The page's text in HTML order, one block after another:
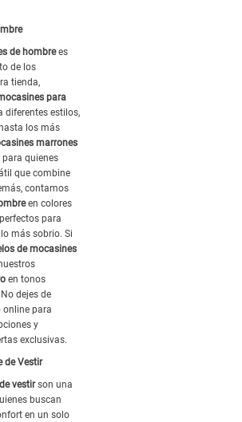
de hombrees
de los
tienda,
para
diferentes estilos,
los más
marrones
quienes
que combine
contamos
en colores
para
más sobrio. Si
de mocasines
en tonos
dejes de
online para
y
exclusivas.
de Vestir
vestirson una
buscan
en un solo